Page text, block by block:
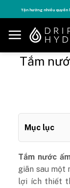
to
content
Tận hưởng nhiều quyền
Tắm
Mục lục
Tắm nước
giãn sau một
lợi ích thiết